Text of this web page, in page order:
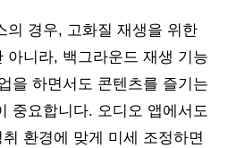
의 경우, 고화질 재생을 위한
아니라, 백그라운드 재생 기능
을 하면서도 콘텐츠를 즐기는
중요합니다. 오디오 앱에서도
환경에 맞게 미세 조정하면